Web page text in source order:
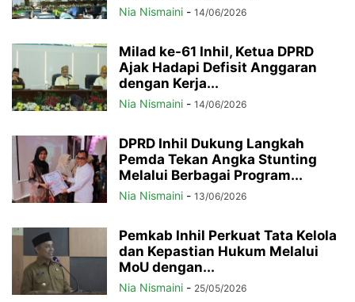
Nia Nismaini - 14/06/2026
Milad ke-61 Inhil, Ketua DPRD
Ajak Hadapi Defisit Anggaran
dengan Kerja...
Nia Nismaini - 14/06/2026
DPRD Inhil Dukung Langkah
Pemda Tekan Angka Stunting
Melalui Berbagai Program...
Nia Nismaini - 13/06/2026
Pemkab Inhil Perkuat Tata Kelola
dan Kepastian Hukum Melalui
MoU dengan...
Nia Nismaini - 25/05/2026